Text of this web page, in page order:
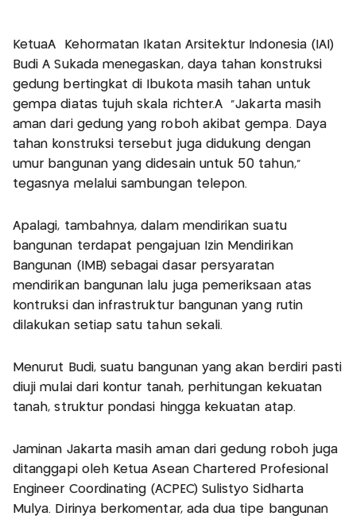
KetuaÂ Kehormatan Ikatan Arsitektur Indonesia (IAI)
Budi A Sukada menegaskan, daya tahan konstruksi
gedung bertingkat di Ibukota masih tahan untuk
gempa diatas tujuh skala richter.Â "Jakarta masih
aman dari gedung yang roboh akibat gempa. Daya
tahan konstruksi tersebut juga didukung dengan
umur bangunan yang didesain untuk 50 tahun,"
tegasnya melalui sambungan telepon.
Apalagi, tambahnya, dalam mendirikan suatu
bangunan terdapat pengajuan Izin Mendirikan
Bangunan (IMB) sebagai dasar persyaratan
mendirikan bangunan lalu juga pemeriksaan atas
kontruksi dan infrastruktur bangunan yang rutin
dilakukan setiap satu tahun sekali.
Menurut Budi, suatu bangunan yang akan berdiri pasti
diuji mulai dari kontur tanah, perhitungan kekuatan
tanah, struktur pondasi hingga kekuatan atap.
Jaminan Jakarta masih aman dari gedung roboh juga
ditanggapi oleh Ketua Asean Chartered Profesional
Engineer Coordinating (ACPEC) Sulistyo Sidharta
Mulya. Dirinya berkomentar, ada dua tipe bangunan